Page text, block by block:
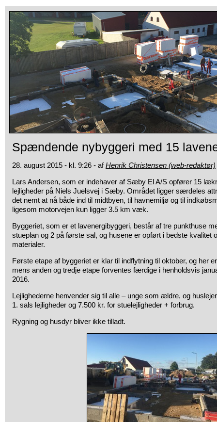
Spændende nybyggeri med 15
28. august 2015 - kl. 9:26 - afHenrik Christensen (web-redaktør)
Lars Andersen, som er indehaver af Sæby El A/S opfører 15
lejligheder på Niels Juelsvej i Sæby. Området ligger særdeles
det nemt at nå både ind til midtbyen, til havnemiljø og til
ligesom motorvejen kun ligger 3.5 km væk.
Byggeriet, som er et lavenergibyggeri, består af tre punkthuse
stueplan og 2 på første sal, og husene er opført i bedste kvalitet
materialer.
Første etape af byggeriet er klar til indflytning til oktober, og her
mens anden og tredje etape forventes færdige i henholdsvis
2016.
Lejlighederne henvender sig til alle – unge som ældre, og
1. sals lejligheder og 7.500 kr. for stuelejligheder + forbrug.
Rygning og husdyr bliver ikke tilladt.